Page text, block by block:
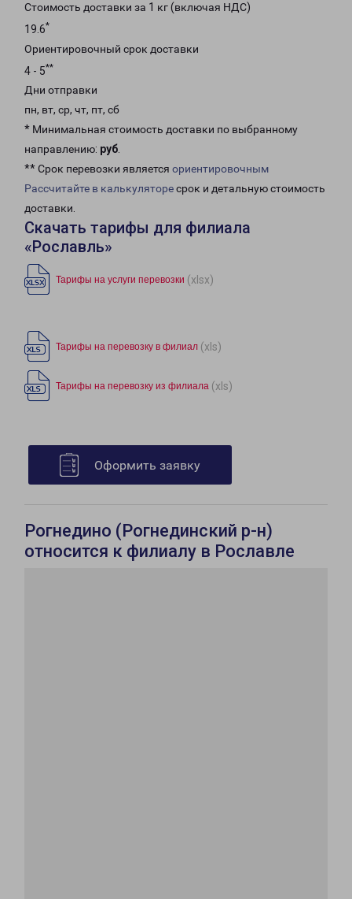
Стоимость доставки за 1 кг (включая НДС)
19.6*
Ориентировочный срок доставки
4 - 5**
Дни отправки
пн, вт, ср, чт, пт, сб
* Минимальная стоимость доставки по выбранному
направлению: руб.
** Срок перевозки является ориентировочным
Рассчитайте в калькуляторесрок и детальную стоимость
доставки.
Скачать тарифы для филиала
«Рославль»
Тарифы на услуги перевозки (xlsx)
Тарифы на перевозку в филиал (xls)
Тарифы на перевозку из филиала (xls)
Оформить заявку
Рогнедино (Рогнединский р-н)
относится к филиалу в Рославле